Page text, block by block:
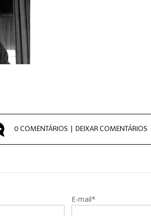
0 COMENTÁRIOS | DEIXAR COMENTÁRIOS
E-mail*